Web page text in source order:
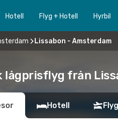
Hotell Flyg + Hotell Hyrbil
Lissabon - Amsterdam
lågprisflyg från
Hotell